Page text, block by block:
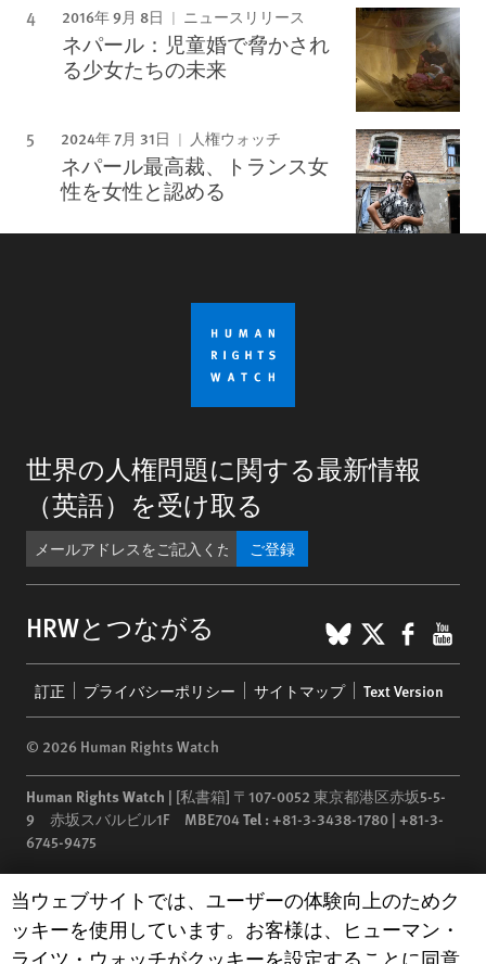
2016年 9月 8日 ニュースリリース
ネパール：児童婚で脅かされ
る少女たちの未来
2024年 7月 31日 人権ウォッチ
ネパール最高裁、トランス女
性を女性と認める
世界の人権問題に関する最新情報
（英語）を受け取る
ご登録
HRWとつながる BlueSky
X
menu
訂正 プライバシーポリシー サイトマップ Text Version
© 2026 Human Rights Watch
Human Rights Watch | [私書箱] 〒107-0052 東京都港区赤坂5-5-
9 赤坂スバルビル1F MBE704Tel :+81-3-3438-1780 | +81-3-
6745-9475
Human Rights Watchis a 501(C)(3) nonprofit registered in the US
under EIN: 13-2875808
Human Rights Watch cookie preferences
当ウェブサイトでは、ユーザーの体験向上のためク
ッキーを使用しています。お客様は、ヒューマン・
ライツ・ウォッチがクッキーを設定することに同意